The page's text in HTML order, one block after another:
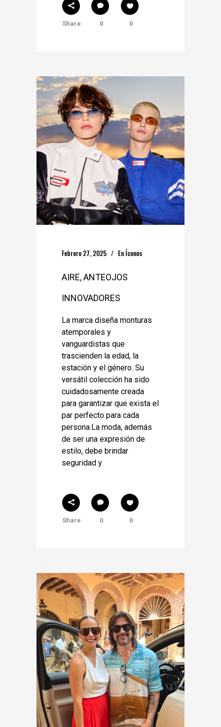
Share 0 0
Febrero 27, 2025 En Íconos
AIRE, ANTEOJOS
INNOVADORES
La marca diseña monturas
atemporales y
vanguardistas que
trascienden la edad, la
estación y el género. Su
versátil colección ha sido
cuidadosamente creada
para garantizar que exista el
par perfecto para cada
persona.La moda, además
de ser una expresión de
estilo, debe brindar
seguridad y
Share 0 0